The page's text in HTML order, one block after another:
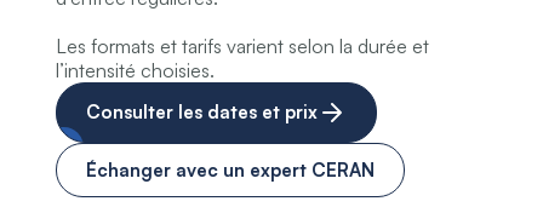
Les formats et tarifs varient selon la durée et
l’intensité choisies.
Consulter les dates et prix
Échanger avec un expert CERAN